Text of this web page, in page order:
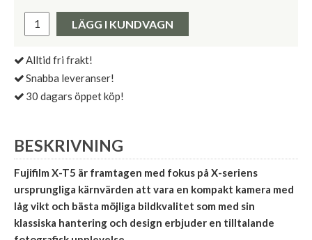
Pris:
LÄGG I KUNDVAGN
Alltid fri frakt!
Snabba leveranser!
30 dagars öppet köp!
BESKRIVNING
Fujifilm X-T5 är framtagen med fokus på X-seriens
ursprungliga kärnvärden att vara en kompakt kamera med
låg vikt och bästa möjliga bildkvalitet som med sin
klassiska hantering och design erbjuder en tilltalande